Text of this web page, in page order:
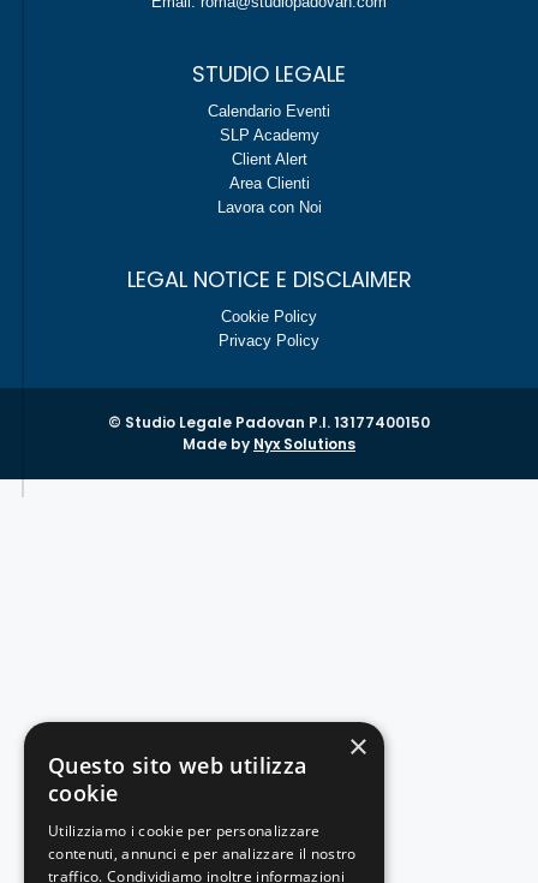
STUDIO LEGALE
Calendario Eventi
SLP Academy
Client Alert
Area Clienti
Lavora con Noi
LEGAL NOTICE E DISCLAIMER
Cookie Policy
Privacy Policy
© Studio Legale Padovan P.I. 13177400150
Made by Nyx Solutions
×
Questo sito web utilizza
cookie
Utilizziamo i cookie per personalizzare
contenuti, annunci e per analizzare il nostro
traffico. Condividiamo inoltre informazioni